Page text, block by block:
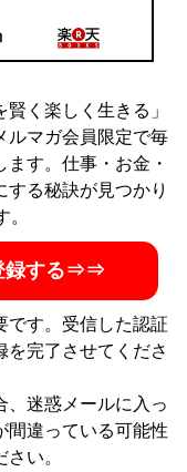
く楽しく生きる」
ルマガ会員限定で毎
す。仕事・お金・
る秘訣が見つかり
録する⇒⇒
す。受信した認証
を完了させてくださ
迷惑メールに入っ
間違っている可能性
い。